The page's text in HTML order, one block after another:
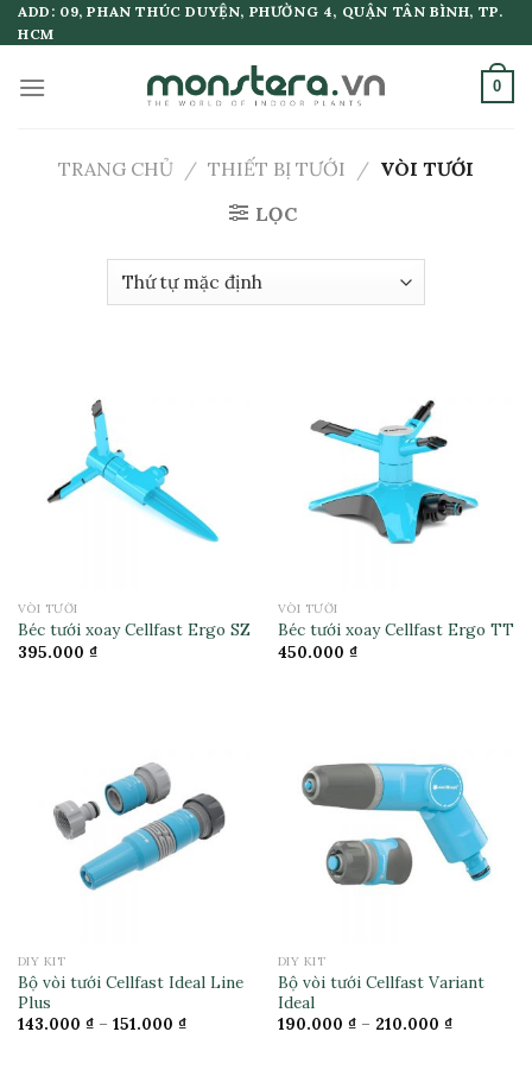
Skip
to
ADD: 09, PHAN THÚC DUYỆN, PHƯỜNG 4, QUẬN TÂN BÌNH, TP.
HCM
0
TRANG CHỦ / THIẾT BỊ TƯỚI / VÒI TƯỚI
LỌC
VÒI TƯỚI
Béc tưới xoay Cellfast Ergo SZ
395.000 ₫
VÒI TƯỚI
Béc tưới xoay Cellfast Ergo TT
450.000 ₫
DIY KIT
Bộ vòi tưới Cellfast Ideal Line
Plus
143.000 ₫– 151.000 ₫
DIY KIT
Bộ vòi tưới Cellfast Variant
Ideal
190.000 ₫– 210.000 ₫